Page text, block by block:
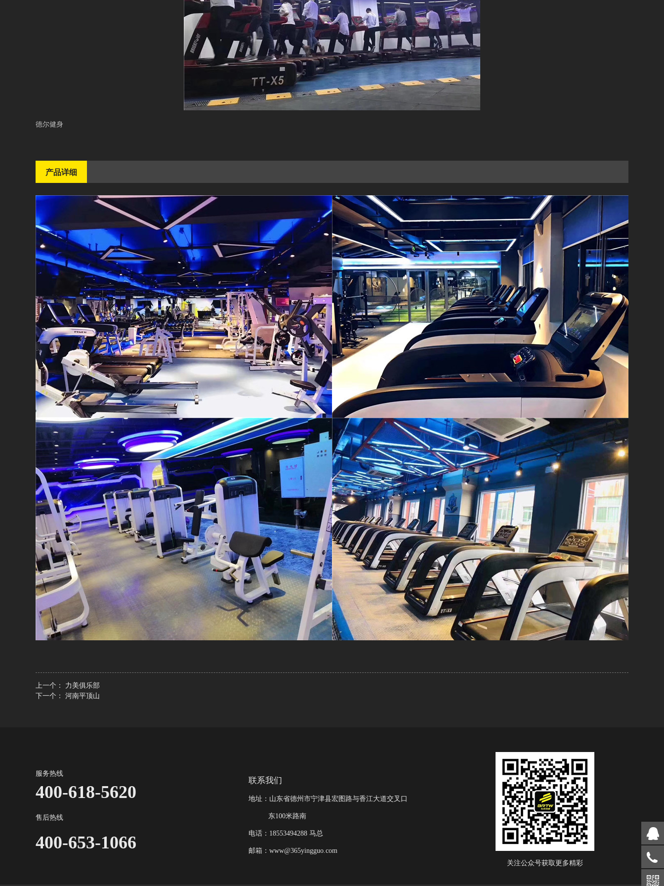
德尔健身
产品详细
上一个： 力美俱乐部
下一个： 河南平顶山
服务热线
400-618-5620
售后热线
400-653-1066
联系我们
地址：山东省德州市宁津县宏图路与香江大道交叉口
东100米路南
电话：18553494288 马总
邮箱：www@365yingguo.com
关注公众号获取更多精彩